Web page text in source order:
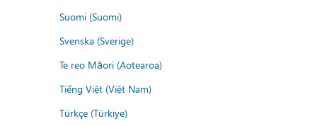
Suomi (Suomi)
Svenska (Sverige)
Te reo Māori (Aotearoa)
Tiếng Việt (Việt Nam)
Türkçe (Türkiye)